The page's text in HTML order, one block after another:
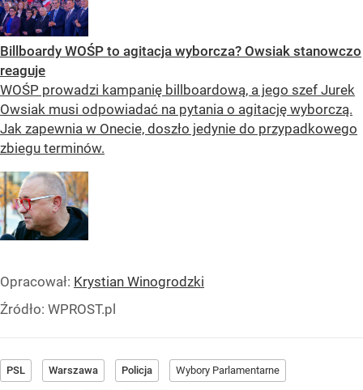
Billboardy WOŚP to agitacja wyborcza? Owsiak stanowczo
reaguje
WOŚP prowadzi kampanię billboardową, a jego szef Jurek
Owsiak musi odpowiadać na pytania o agitację wyborczą.
Jak zapewnia w Onecie, doszło jedynie do przypadkowego
zbiegu terminów.
Opracował: Krystian Winogrodzki
Źródło: WPROST.pl
PSL Warszawa Policja Wybory Parlamentarne